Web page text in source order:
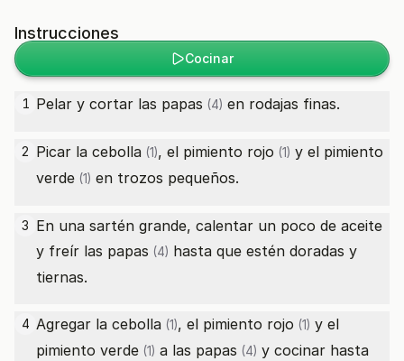
Instrucciones
Cocinar
1 Pelar y cortar las papas (4) en rodajas finas.
2 Picar la cebolla (1), el pimiento rojo (1) y el pimiento
verde (1) en trozos pequeños.
3 En una sartén grande, calentar un poco de aceite
y freír las papas (4) hasta que estén doradas y
tiernas.
4 Agregar la cebolla (1), el pimiento rojo (1) y el
pimiento verde (1) a las papas (4) y cocinar hasta